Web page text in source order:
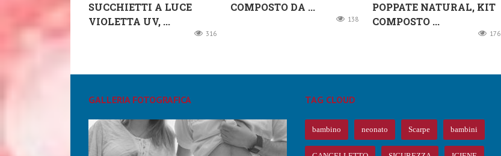
SUCCHIETTI A LUCE
VIOLETTA UV, ...
316
COMPOSTO DA ...
138
POPPATE NATURAL, KIT
COMPOSTO ...
176
GALLERIA FOTOGRAFICA TAG CLOUD
bambino neonato Scarpe bambini